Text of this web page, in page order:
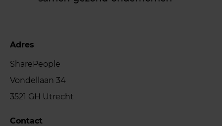
Adres
SharePeople
Vondellaan 34
3521 GH Utrecht
Contact